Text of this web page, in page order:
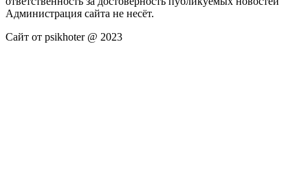
Администрация сайта не несёт.
Сайт от psikhoter @ 2023